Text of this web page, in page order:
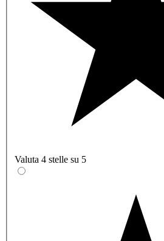
Valuta 4 stelle su 5